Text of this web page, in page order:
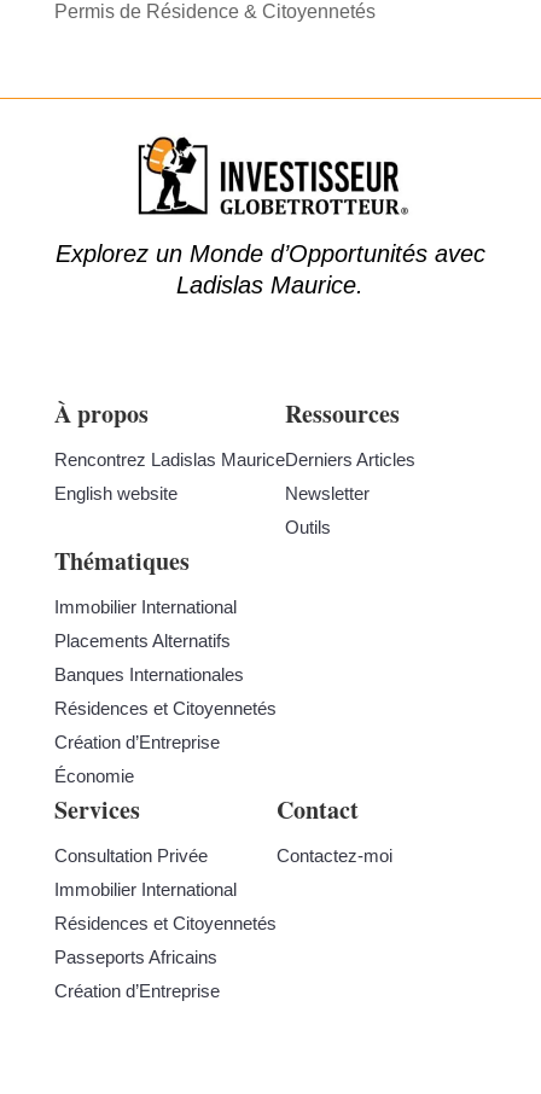
Permis de Résidence & Citoyennetés
Explorez un Monde d’Opportunités avec
Ladislas Maurice.
À propos
Rencontrez Ladislas Maurice
English website
Ressources
Derniers Articles
Newsletter
Outils
Thématiques
Immobilier International
Placements Alternatifs
Banques Internationales
Résidences et Citoyennetés
Création d’Entreprise
Économie
Services
Consultation Privée
Immobilier International
Résidences et Citoyennetés
Passeports Africains
Création d’Entreprise
Contact
Contactez-moi